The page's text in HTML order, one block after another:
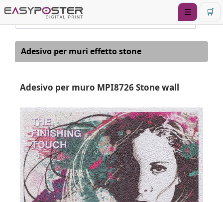
☰ 🛒
Adesivo per muri effetto stone
Adesivo per muro MPI8726 Stone wall